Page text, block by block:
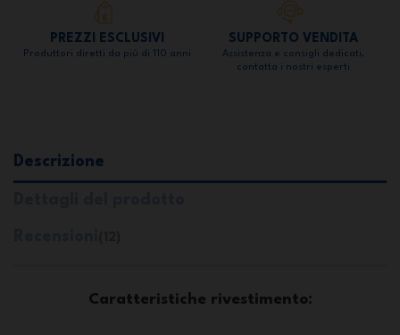
PREZZI ESCLUSIVI
Produttori diretti da più di 110 anni
SUPPORTO VENDITA
Assistenza e consigli dedicati,
contatta i nostri esperti
Descrizione
Caratteristiche rivestimento: